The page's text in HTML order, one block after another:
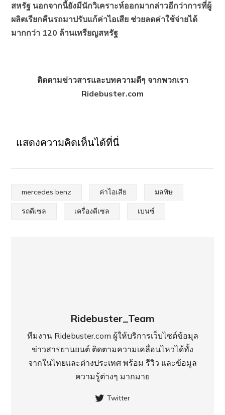
สหรัฐ นอกจากนี้ยังมีนักวิเคราะห์ออกมากล่าวอีกว่าการที่ผู้
ผลิตเรียกคืนรถมาปรับแก้ค่าไอเสีย ช่วยลดค่าใช้จ่ายได้
มากกว่า 120 ล้านเหรียญสหรัฐ
ติดตามข่าวสารและบทความดีๆ จากพวกเรา
Ridebuster.com
แสดงความคิดเห็นได้ที่นี่
mercedes benz ค่าไอเสีย มลพิษ
รถดีเซล เครื่องดีเซล เบนซ์
Ridebuster_Team
ทีมงาน Ridebuster.com ผู้ให้บริการเว็บไซต์ข้อมุล
ข่าวสารยานยนต์ ติดตามความเคลื่อนไหวได้ทั้ง
จากในไทยและต่างประเทศ พร้อม รีวิว และข้อมูล
ความรู้ต่างๆ มากมาย
Twitter